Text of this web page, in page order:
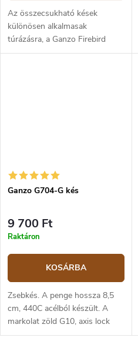
Az összecsukható kések
különösen alkalmasak
túrázásra, a Ganzo Firebird
F620-G1 modell pedig minden
Ganzo G704-G kés
9 700 Ft
Raktáron
KOSÁRBA
Zsebkés. A penge hossza 8,5
cm, 440C acélból készült. A
markolat zöld G10, axis lock
típusú zárral.